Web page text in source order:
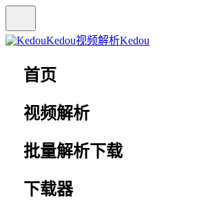
Kedou视频解析Kedou
首页
视频解析
批量解析下载
下载器